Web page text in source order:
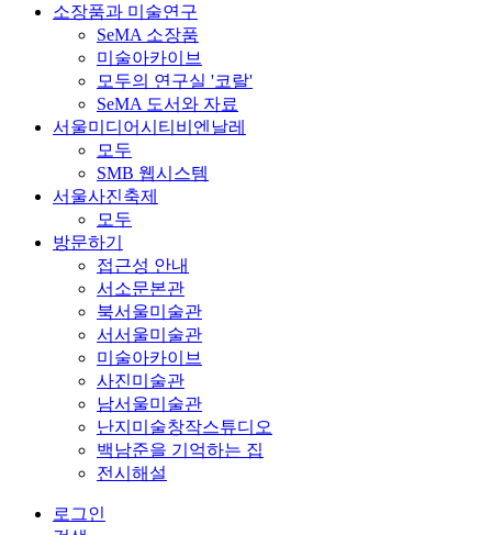
소장품과 미술연구
SeMA 소장품
미술아카이브
모두의 연구실 '코랄'
SeMA 도서와 자료
서울미디어시티비엔날레
모두
SMB 웹시스템
서울사진축제
모두
방문하기
접근성 안내
서소문본관
북서울미술관
서서울미술관
미술아카이브
사진미술관
남서울미술관
난지미술창작스튜디오
백남준을 기억하는 집
전시해설
로그인